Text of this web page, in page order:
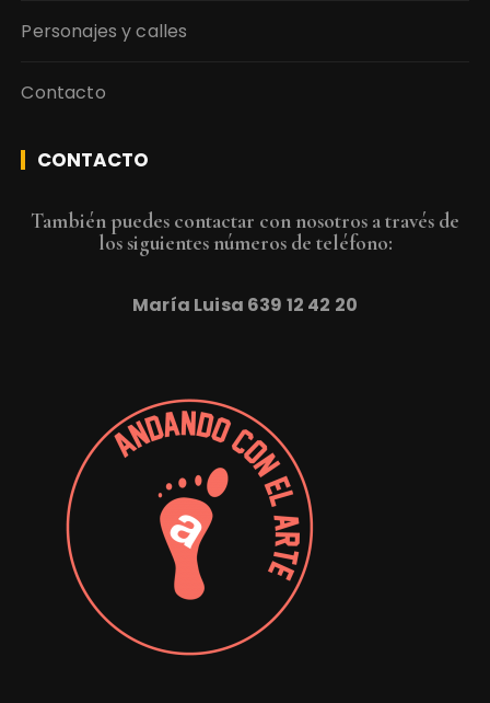
Personajes y calles
Contacto
CONTACTO
También puedes contactar con nosotros a través de
los siguientes números de teléfono:
María Luisa 639 12 42 20